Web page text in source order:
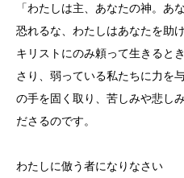
「わたしは主、あなたの神。
恐れるな、わたしはあなたを助
キリストにのみ頼って生きると
さり、弱っている私たちに力を
の手を固く取り、苦しみや悲し
ださるのです。
わたしに倣う者になりなさい